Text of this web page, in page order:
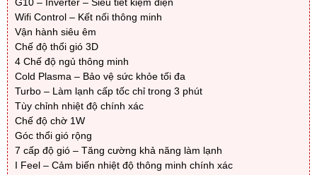
Wifi Control – Kết nối thông minh
Vận hành siêu êm
Chế độ thổi gió 3D
4 Chế độ ngủ thông minh
Cold Plasma – Bảo vệ sức khỏe tối đa
Turbo – Làm lạnh cấp tốc chỉ trong 3 phút
Tùy chỉnh nhiệt độ chính xác
Chế độ chờ 1W
Góc thổi gió rộng
7 cấp độ gió – Tăng cường khả năng làm lạnh
I Feel – Cảm biến nhiệt độ thông minh chính xác